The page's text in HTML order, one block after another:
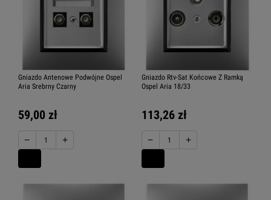
Gniazdo Antenowe Podwójne Ospel
Aria Srebrny Czarny
59,00 zł
− +
Gniazdo Rtv-Sat Końcowe Z Ramką
Ospel Aria 18/33
113,26 zł
− +